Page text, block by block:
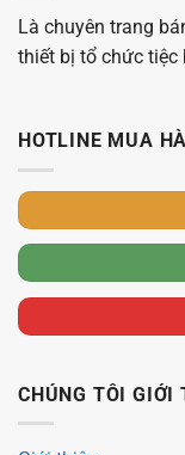
Là chuyên trang
thiết bị tổ chức tiệc
HOTLINE MUA
CHÚNG TÔI GIỚI